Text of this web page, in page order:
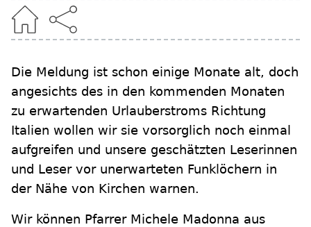
Die Meldung ist schon einige Monate alt, doch
angesichts des in den kommenden Monaten
zu erwartenden Urlauberstroms Richtung
Italien wollen wir sie vorsorglich noch einmal
aufgreifen und unsere geschätzten Leserinnen
und Leser vor unerwarteten Funklöchern in
der Nähe von Kirchen warnen.
Wir können Pfarrer Michele Madonna aus